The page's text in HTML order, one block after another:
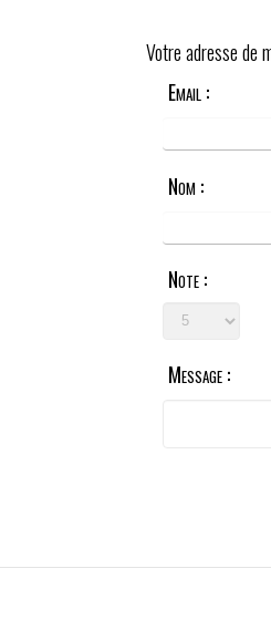
Votre adresse de
Email :
Nom :
Note :
Message :